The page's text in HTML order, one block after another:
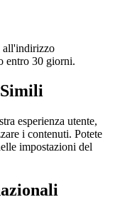
all'indirizzo
entro 30 giorni.
Simili
esperienza utente,
i contenuti. Potete
impostazioni del